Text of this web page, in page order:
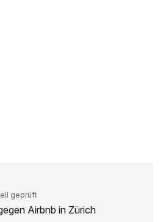
geprüft
Airbnb in Zürich